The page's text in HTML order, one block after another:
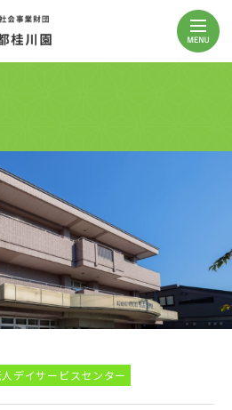
デイサービスセンター